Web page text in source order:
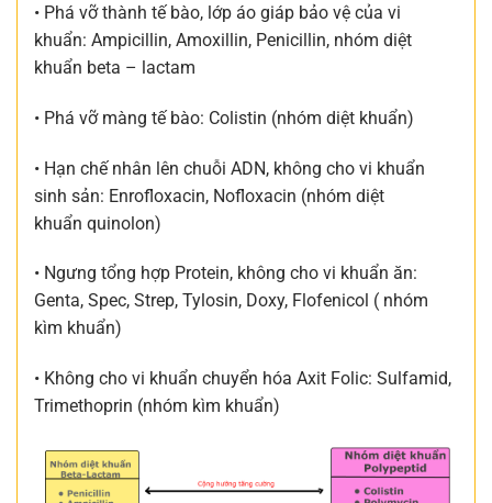
• Phá vỡ thành tế bào, lớp áo giáp bảo vệ của vi
khuẩn: Ampicillin, Amoxillin, Penicillin, nhóm diệt
khuẩn beta – lactam
• Phá vỡ màng tế bào: Colistin (nhóm diệt khuẩn)
• Hạn chế nhân lên chuỗi ADN, không cho vi khuẩn
sinh sản: Enrofloxacin, Nofloxacin (nhóm diệt
khuẩn quinolon)
• Ngưng tổng hợp Protein, không cho vi khuẩn ăn:
Genta, Spec, Strep, Tylosin, Doxy, Flofenicol ( nhóm
kìm khuẩn)
• Không cho vi khuẩn chuyển hóa Axit Folic: Sulfamid,
Trimethoprin (nhóm kìm khuẩn)